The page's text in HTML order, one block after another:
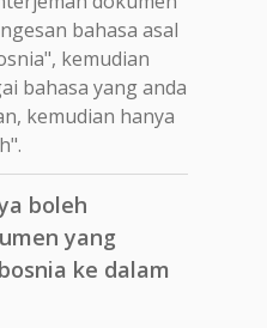
bahasa asal
kemudian
bahasa yang anda
kemudian hanya
boleh
yang
ke dalam